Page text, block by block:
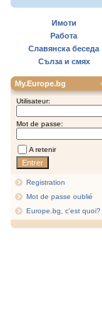
Имоти
Работа
Славянска беседа
Сълза и смях
My.Europe.bg
Utilisateur:
Mot de passe:
A retenir
Registration
Mot de passe oublié
Europe.bg, c'est quoi?